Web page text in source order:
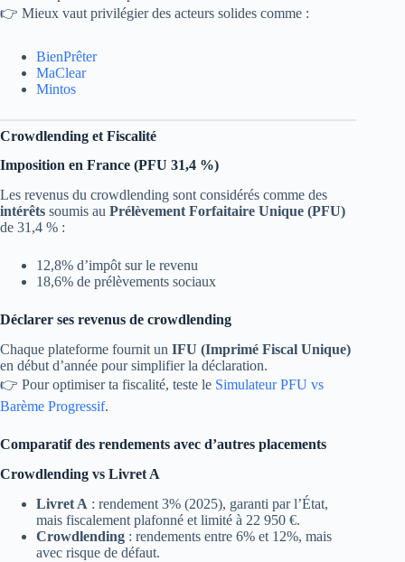
👉 Mieux vaut privilégier des acteurs solides comme :
BienPrêter
MaClear
Mintos
Crowdlending et Fiscalité
Imposition en France (PFU 31,4 %)
Les revenus du crowdlending sont considérés comme des
intérêts soumis au Prélèvement Forfaitaire Unique (PFU)
de 31,4 % :
12,8% d’impôt sur le revenu
18,6% de prélèvements sociaux
Déclarer ses revenus de crowdlending
Chaque plateforme fournit un IFU (Imprimé Fiscal Unique)
en début d’année pour simplifier la déclaration.
👉 Pour optimiser ta fiscalité, teste le Simulateur PFU vs
Barème Progressif.
Comparatif des rendements avec d’autres placements
Crowdlending vs Livret A
Livret A : rendement 3% (2025), garanti par l’État,
mais fiscalement plafonné et limité à 22 950 €.
Crowdlending : rendements entre 6% et 12%, mais
avec risque de défaut.